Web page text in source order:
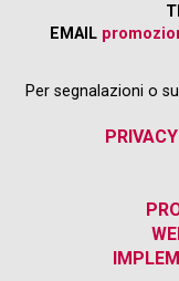
EMAIL
Per segnalazioni o